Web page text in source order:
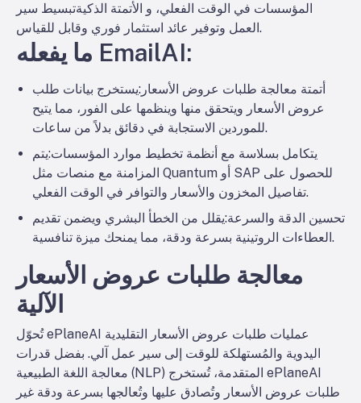
المؤسسات في الوقت الفعلي، و الأتمتة الذكيةتبسيط سير
العمل وتوفير عائد استثمار فوري وقابل للقياس.
ما يفعله EmailAI:
أتمتة معالجة طلبات عروض الأسعار :يستخرج بيانات طلب
عروض الأسعار ويتحقق منها وينظمها على الفور، مما يتيح
للموردين الاستجابة في دقائق بدلاً من ساعات.
يتكامل بسلاسة مع أنظمة تخطيط موارد المؤسسات:يتم
المزامنة مع منصات مثل Quantum أو SAP للحصول على
تفاصيل المخزون والأسعار والتوافر في الوقت الفعلي.
تحسين الدقة والسرعة:يقلل من الخطأ البشري ويضمن تقديم
العطاءات الروتينية بسرعة ودقة، مما يمنحك ميزة تنافسية.
معالجة طلبات عروض الأسعار
الآلية
تُحوّل ePlaneAI عمليات طلبات عروض الأسعار التقليدية
اليدوية والمُستهلكة للوقت إلى سير عمل آلي. بفضل قدرات
معالجة اللغة الطبيعية (NLP) المتقدمة، تُستخرج ePlaneAI
طلبات عروض الأسعار وتُصادق عليها وتُعالجها بسرعة ودقة غير